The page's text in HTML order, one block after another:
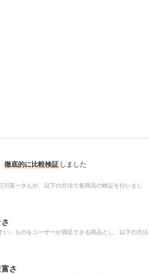
徹底的に比較検証 しました
英一さんが、以下の方法で各商品の検証を行いまし
」ものをユーザーが満足できる商品とし、以下の方法
さ